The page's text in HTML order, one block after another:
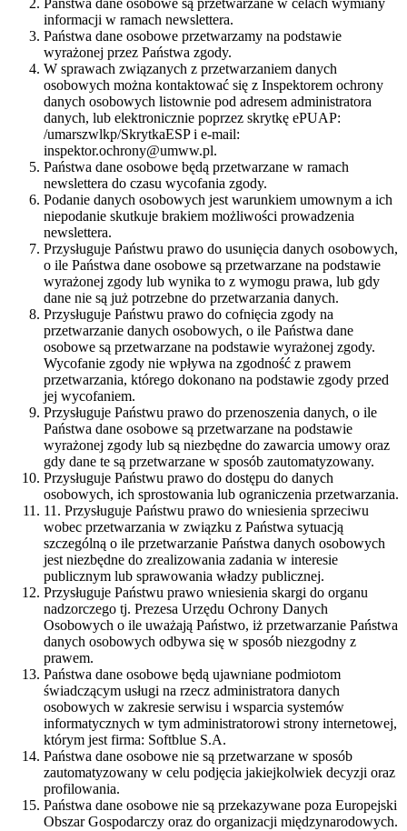
Państwa dane osobowe są przetwarzane w celach wymiany
informacji w ramach newslettera.
Państwa dane osobowe przetwarzamy na podstawie
wyrażonej przez Państwa zgody.
W sprawach związanych z przetwarzaniem danych
osobowych można kontaktować się z Inspektorem ochrony
danych osobowych listownie pod adresem administratora
danych, lub elektronicznie poprzez skrytkę ePUAP:
/umarszwlkp/SkrytkaESP i e-mail:
inspektor.ochrony@umww.pl.
Państwa dane osobowe będą przetwarzane w ramach
newslettera do czasu wycofania zgody.
Podanie danych osobowych jest warunkiem umownym a ich
niepodanie skutkuje brakiem możliwości prowadzenia
newslettera.
Przysługuje Państwu prawo do usunięcia danych osobowych,
o ile Państwa dane osobowe są przetwarzane na podstawie
wyrażonej zgody lub wynika to z wymogu prawa, lub gdy
dane nie są już potrzebne do przetwarzania danych.
Przysługuje Państwu prawo do cofnięcia zgody na
przetwarzanie danych osobowych, o ile Państwa dane
osobowe są przetwarzane na podstawie wyrażonej zgody.
Wycofanie zgody nie wpływa na zgodność z prawem
przetwarzania, którego dokonano na podstawie zgody przed
jej wycofaniem.
Przysługuje Państwu prawo do przenoszenia danych, o ile
Państwa dane osobowe są przetwarzane na podstawie
wyrażonej zgody lub są niezbędne do zawarcia umowy oraz
gdy dane te są przetwarzane w sposób zautomatyzowany.
Przysługuje Państwu prawo do dostępu do danych
osobowych, ich sprostowania lub ograniczenia przetwarzania.
11. Przysługuje Państwu prawo do wniesienia sprzeciwu
wobec przetwarzania w związku z Państwa sytuacją
szczególną o ile przetwarzanie Państwa danych osobowych
jest niezbędne do zrealizowania zadania w interesie
publicznym lub sprawowania władzy publicznej.
Przysługuje Państwu prawo wniesienia skargi do organu
nadzorczego tj. Prezesa Urzędu Ochrony Danych
Osobowych o ile uważają Państwo, iż przetwarzanie Państwa
danych osobowych odbywa się w sposób niezgodny z
prawem.
Państwa dane osobowe będą ujawniane podmiotom
świadczącym usługi na rzecz administratora danych
osobowych w zakresie serwisu i wsparcia systemów
informatycznych w tym administratorowi strony internetowej,
którym jest firma: Softblue S.A.
Państwa dane osobowe nie są przetwarzane w sposób
zautomatyzowany w celu podjęcia jakiejkolwiek decyzji oraz
profilowania.
Państwa dane osobowe nie są przekazywane poza Europejski
Obszar Gospodarczy oraz do organizacji międzynarodowych.